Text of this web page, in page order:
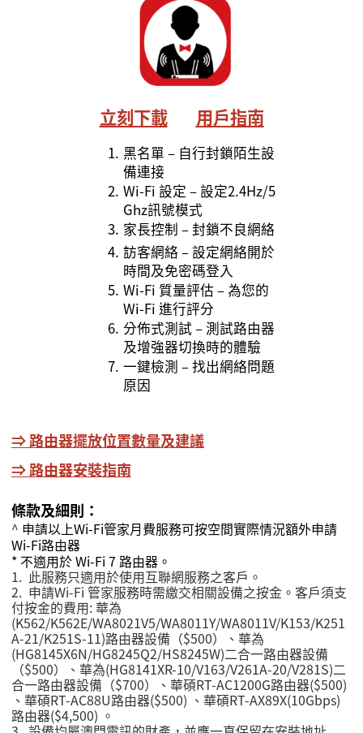
立刻下載 用戶指南
1. 黑名單 – 自行封鎖陌生設
備連接
2. Wi-Fi 設定 – 設定2.4Hz/5
Ghz訊號模式
3. 家長控制 – 封鎖不良網絡
4. 訪客網絡 – 設定網絡開於
時間及免密碼登入
5. Wi-Fi 質量評估 – 為您的
Wi-Fi 進行評分
6. 分佈式測試 – 測試路由器
及增強器切換時的體驗
7. 一鍵檢測 – 找出網絡問題
原因
⇒路由器擺放位置數量及建議
⇒路由器安裝指南
條款及細則：
^ 申請以上Wi-Fi管家月費服務可按空間實際情況額外申請
Wi-Fi路由器
* 不適用於 Wi-Fi 7 路由器。
1. 此服務只適用於使用互聯網服務之客戶。
2. 申請Wi-Fi 管家服務時需繳交相關設備之按金。客戶須支
付按金的費用:華為
(K562/K562E/WA8021V5/WA8011Y/WA8011V/K153/K251
A-21/K251S-11)路由器設備（$500）、華為
(HG8145X6N/HG8245Q2/HS8245W)二合一路由器設備
（$500）、華為(HG8141XR-10/V163/V261A-20/V281S)二
合一路由器設備（$700） 、華碩RT-AC1200G路由器($500)
、華碩RT-AC88U路由器($500) 、華碩RT-AX89X(10Gbps)
路由器($4,500) 。